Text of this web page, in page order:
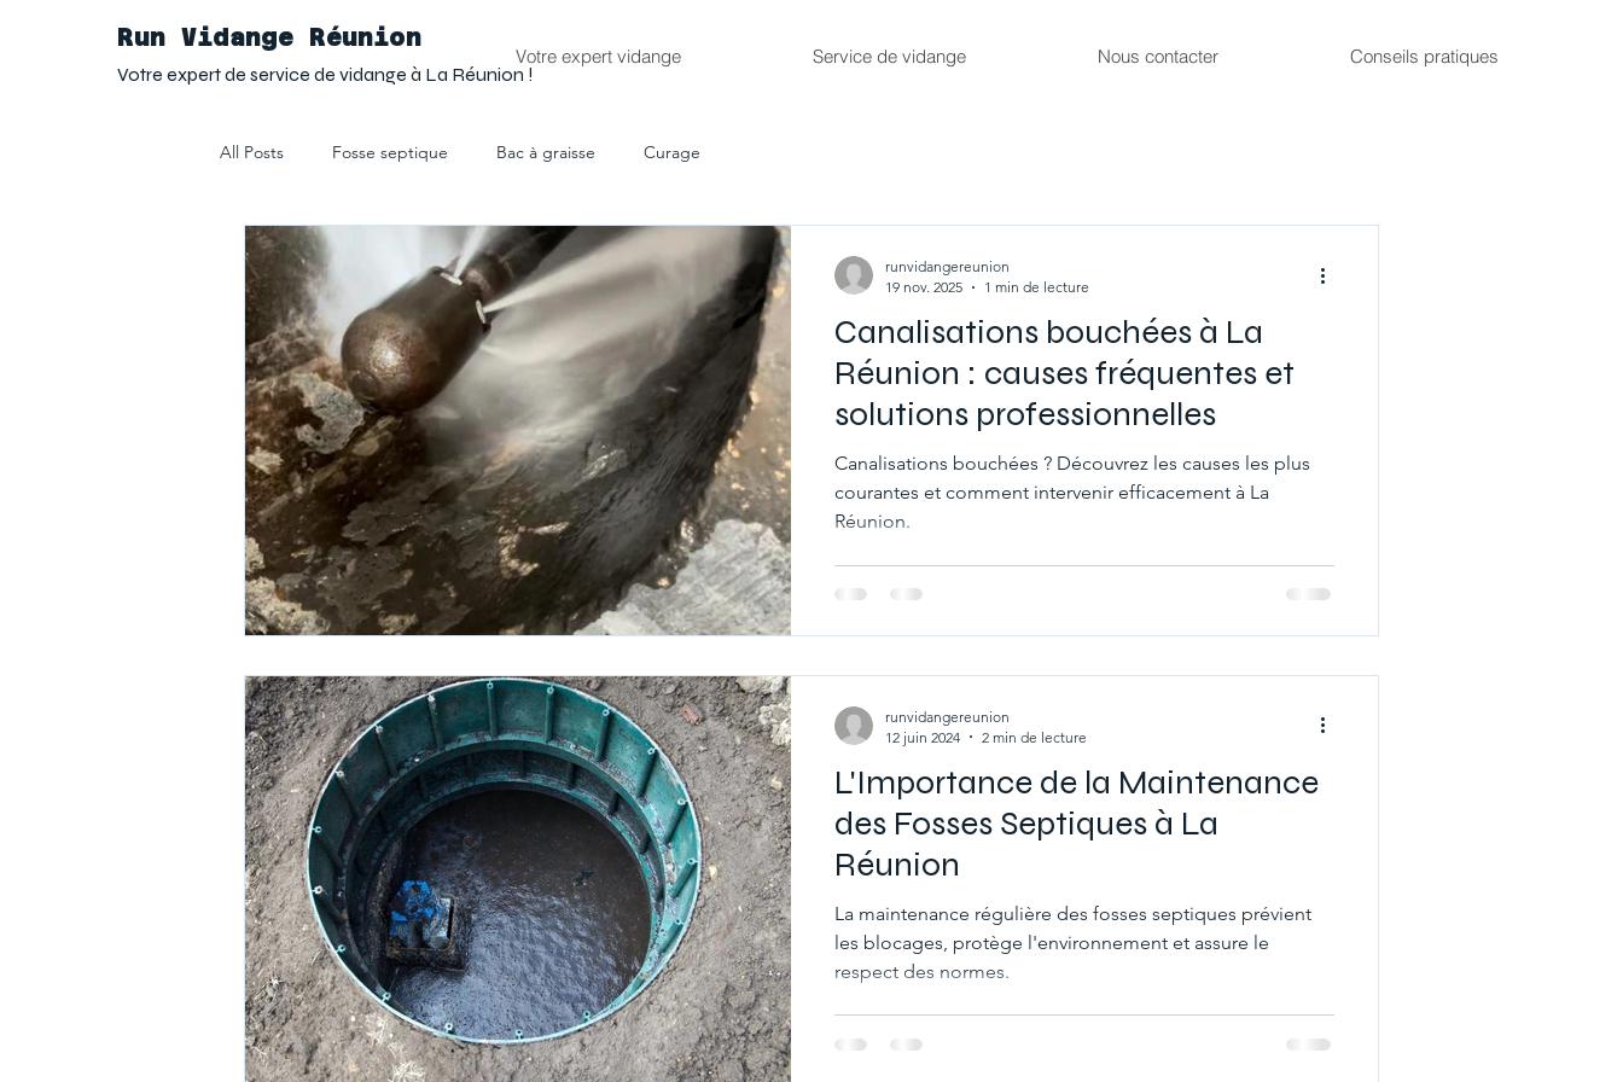
Run Vidange Réunion
Votre expert de service de vidange à La Réunion !
Votre expert vidange Service de vidange Nous contacter Conseils pratiques
All Posts Fosse septique Bac à graisse Curage
Canalisations bouchées à La
Réunion : causes fréquentes et
solutions professionnelles
Canalisations bouchées ? Découvrez les causes les plus
courantes et comment intervenir efficacement à La
Réunion.
runvidangereunion
19 nov. 2025
1 min de lecture
L'Importance de la Maintenance
des Fosses Septiques à La
Réunion
La maintenance régulière des fosses septiques prévient
les blocages, protège l'environnement et assure le
respect des normes.
runvidangereunion
12 juin 2024
2 min de lecture